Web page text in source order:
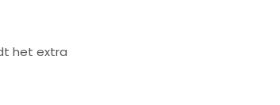
het extra